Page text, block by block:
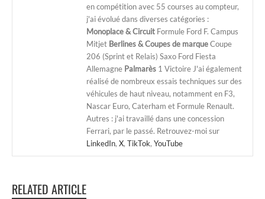
en compétition avec 55 courses au compteur,
j'ai évolué dans diverses catégories :
Monoplace & Circuit Formule Ford F. Campus
Mitjet Berlines & Coupes de marqueCoupe
206 (Sprint et Relais) Saxo Ford Fiesta
Allemagne Palmarès 1 Victoire J'ai également
réalisé de nombreux essais techniques sur des
véhicules de haut niveau, notamment en F3,
Nascar Euro, Caterham et Formule Renault.
Autres : j'ai travaillé dans une concession
Ferrari, par le passé. Retrouvez-moi sur
LinkedIn, X, TikTok, YouTube
RELATED ARTICLE